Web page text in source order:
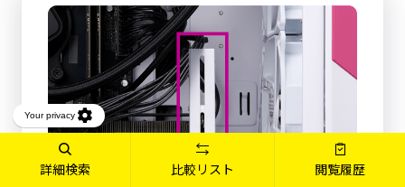
詳細検索 比較リスト 閲覧履歴